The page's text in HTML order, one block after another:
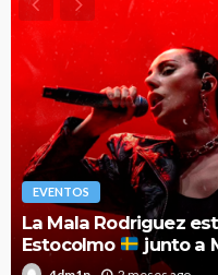
EVENTOS
La Mala Rodriguez
Estocolmo
junto a